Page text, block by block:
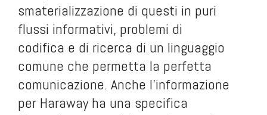
smaterializzazione di questi in puri
flussi informativi, problemi di
codifica e di ricerca di un linguaggio
comune che permetta la perfetta
comunicazione. Anche l’informazione
per Haraway ha una specifica